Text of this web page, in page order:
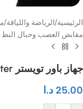
الرئيسية/الرياضة واللياقة/
مقابض العصب وحبال
جهاز باور تويستر Power twister
25.00 د.ا